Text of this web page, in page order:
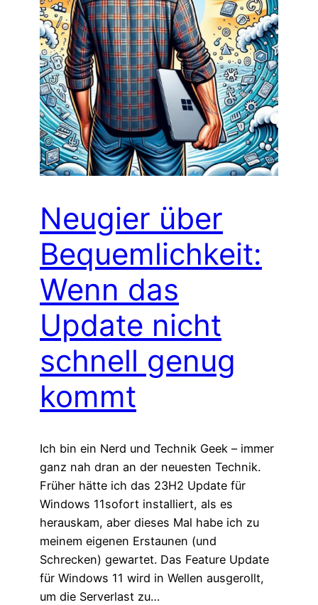
Neugier über
Bequemlichkeit:
Wenn das
Update nicht
schnell genug
kommt
Ich bin ein Nerd und Technik Geek – immer
ganz nah dran an der neuesten Technik.
Früher hätte ich das 23H2 Update für
Windows 11sofort installiert, als es
herauskam, aber dieses Mal habe ich zu
meinem eigenen Erstaunen (und
Schrecken) gewartet. Das Feature Update
für Windows 11 wird in Wellen ausgerollt,
um die Serverlast zu…